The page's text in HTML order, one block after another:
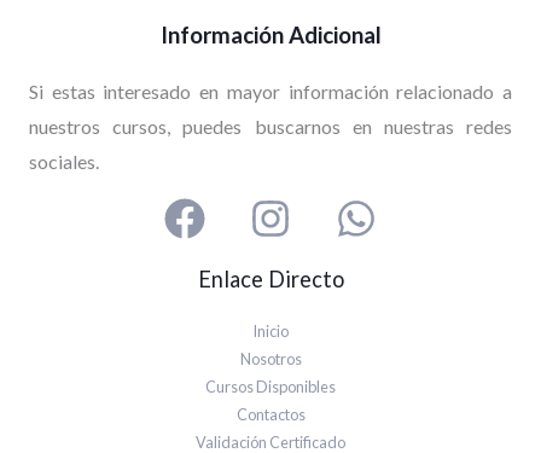
Información Adicional
Si estas interesado en mayor información relacionado a
nuestros cursos, puedes buscarnos en nuestras redes
sociales.
Enlace Directo
Inicio
Nosotros
Cursos Disponibles
Contactos
Validación Certificado